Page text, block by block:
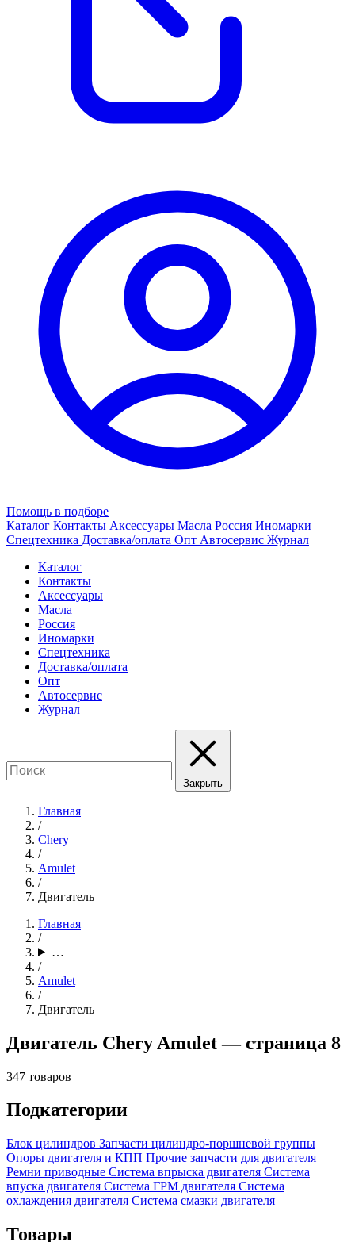
Помощь в подборе
Каталог Контакты Аксессуары Масла Россия Иномарки
Спецтехника Доставка/оплата Опт Автосервис Журнал
Каталог
Контакты
Аксессуары
Масла
Россия
Иномарки
Спецтехника
Доставка/оплата
Опт
Автосервис
Журнал
Закрыть
Главная
/
Chery
/
Amulet
/
Двигатель
Главная
/
…
/
Amulet
/
Двигатель
Двигатель Chery Amulet — страница 8
347 товаров
Подкатегории
Блок цилиндров Запчасти цилиндро-поршневой группы
Опоры двигателя и КПП Прочие запчасти для двигателя
Ремни приводные Система впрыска двигателя Система
впуска двигателя Система ГРМ двигателя Система
охлаждения двигателя Система смазки двигателя
Товары